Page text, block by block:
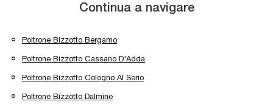
Continua a navigare
Poltrone Bizzotto Bergamo
Poltrone Bizzotto Cassano D'Adda
Poltrone Bizzotto Cologno Al Serio
Poltrone Bizzotto Dalmine